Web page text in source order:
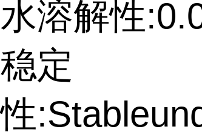
水溶解性
稳定
性